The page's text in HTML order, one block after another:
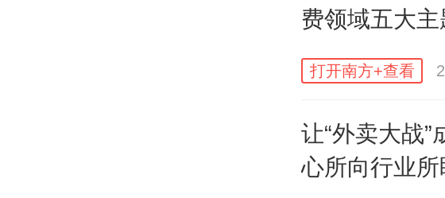
单量涨了
百分点的剪刀
答案可能是
内卷让中介
费领域五大
注
打开南方+查看
让“外卖大战”
心所向行业